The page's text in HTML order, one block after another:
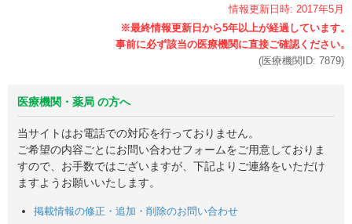
情報更新日時: 2017年5月
(医療機関ID: 7879)
医療機関・薬局 の方へ
当サイトはお電話での対応を行っておりません。
ご希望の内容ごとにお問い合わせフォームをご用意しておりま
すので、お手数ではございますが、下記よりご連絡をいただけ
ますようお願いいたします。
掲載情報の修正・追加・削除のお問い合わせ